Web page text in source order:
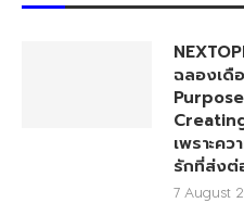
ฉลองเดื
เพราะค
รักที่ส่งต่
7 August